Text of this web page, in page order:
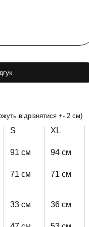
відрізнятися +- 2 см)
S XL
91 см 94 см
71 см 71 см
33 см 36 см